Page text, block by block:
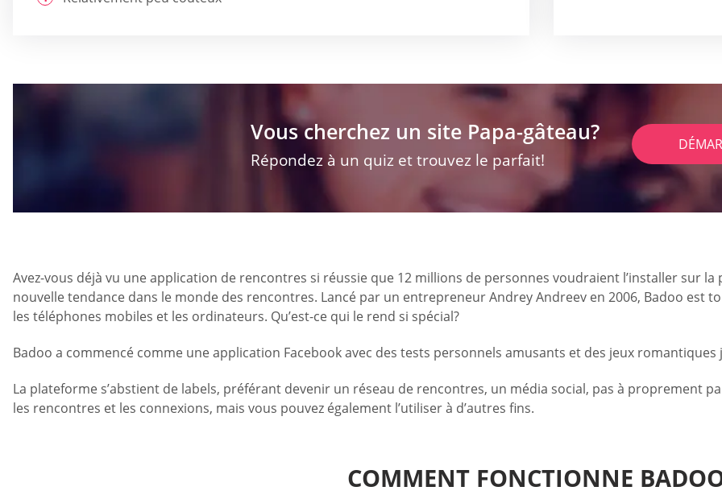
Vous cherchez un site Papa-gâteau?
Répondez à un quiz et trouvez le parfait!
Avez-vous déjà vu une application de rencontres si réussie que 12 millions de personnes voudraient l’installer sur
nouvelle tendance dans le monde des rencontres. Lancé par un entrepreneur Andrey Andreev en 2006, Badoo est
les téléphones mobiles et les ordinateurs. Qu’est-ce qui le rend si spécial?
Badoo a commencé comme une application Facebook avec des tests personnels amusants et des jeux
La plateforme s’abstient de labels, préférant devenir un réseau de rencontres, un média social, pas à proprement
les rencontres et les connexions, mais vous pouvez également l’utiliser à d’autres fins.
COMMENT FONCTIONNE